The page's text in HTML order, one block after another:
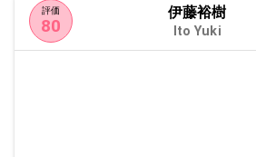
評価
80
伊藤裕樹
Ito Yuki